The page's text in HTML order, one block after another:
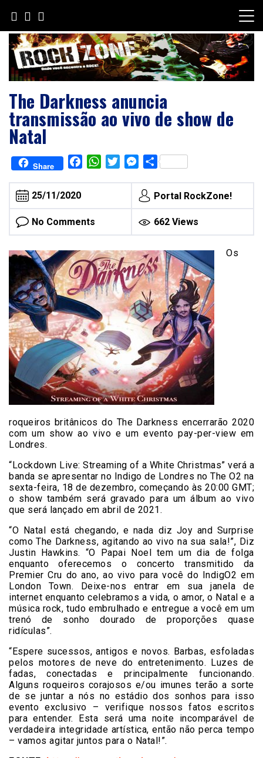
content
The Darkness anuncia
transmissão ao vivo de show de
Natal
Share FacebookWhatsAppTwitterMessenger
Share
25/11/2020 Portal RockZone!
No Comments 662 Views
Os
roqueiros britânicos do The Darkness encerrarão 2020
com um show ao vivo e um evento pay-per-view em
Londres.
“Lockdown Live: Streaming of a White Christmas” verá a
banda se apresentar no Indigo de Londres no The O2 na
sexta-feira, 18 de dezembro, começando às 20:00 GMT;
o show também será gravado para um álbum ao vivo
que será lançado em abril de 2021.
“O Natal está chegando, e nada diz Joy and Surprise
como The Darkness, agitando ao vivo na sua sala!”, Diz
Justin Hawkins. “O Papai Noel tem um dia de folga
enquanto oferecemos o concerto transmitido da
Premier Cru do ano, ao vivo para você do IndigO2 em
London Town. Deixe-nos entrar em sua janela de
internet enquanto celebramos a vida, o amor, o Natal e a
música rock, tudo embrulhado e entregue a você em um
trenó de sonho dourado de proporções quase
ridículas”.
“Espere sucessos, antigos e novos. Barbas, esfoladas
pelos motores de neve do entretenimento. Luzes de
fadas, conectadas e principalmente funcionando.
Alguns roqueiros corajosos e/ou imunes terão a sorte
de se juntar a nós no estádio dos sonhos para isso
evento exclusivo – verifique nossos fatos escritos
para entender. Esta será uma noite incomparável de
verdadeira integridade artística, então não perca tempo
– vamos agitar juntos para o Natal!”.